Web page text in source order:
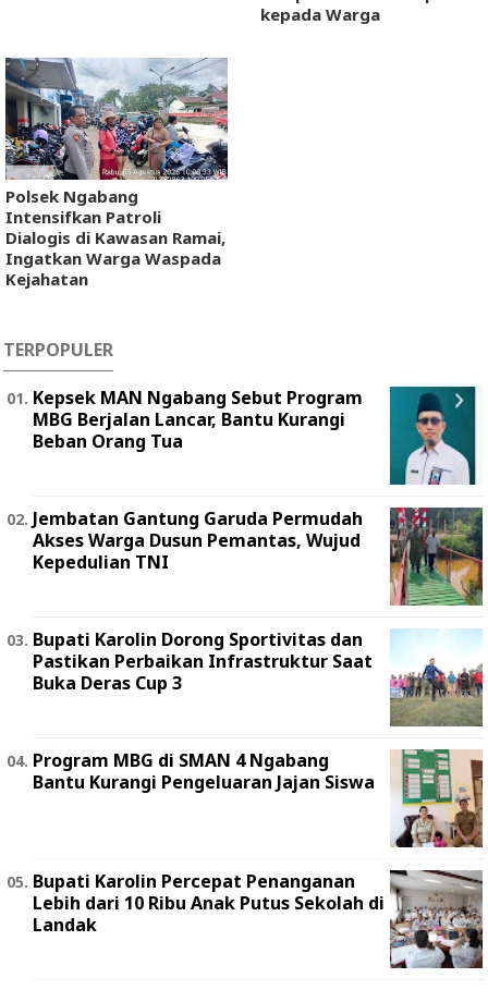
kepada Warga
Polsek Ngabang
Intensifkan Patroli
Dialogis di Kawasan Ramai,
Ingatkan Warga Waspada
Kejahatan
TERPOPULER
Kepsek MAN Ngabang Sebut Program
MBG Berjalan Lancar, Bantu Kurangi
Beban Orang Tua
Jembatan Gantung Garuda Permudah
Akses Warga Dusun Pemantas, Wujud
Kepedulian TNI
Bupati Karolin Dorong Sportivitas dan
Pastikan Perbaikan Infrastruktur Saat
Buka Deras Cup 3
Program MBG di SMAN 4 Ngabang
Bantu Kurangi Pengeluaran Jajan Siswa
Bupati Karolin Percepat Penanganan
Lebih dari 10 Ribu Anak Putus Sekolah di
Landak